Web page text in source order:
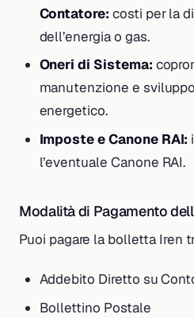
Contatore: costi per la
dell’energia o gas.
Oneri di Sistema:
manutenzione e
energetico.
Imposte e Canone RAI:
l’eventuale Canone RAI.
Modalità di Pagamento
Puoi pagare la bolletta Iren
Addebito Diretto su
Bollettino Postale